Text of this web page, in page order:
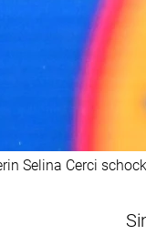
Selina Cerci